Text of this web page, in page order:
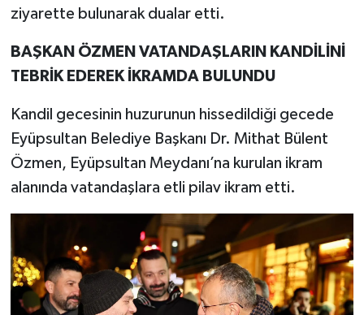
ziyarette bulunarak dualar etti.
BAŞKAN ÖZMEN VATANDAŞLARIN KANDİLİNİ
TEBRİK EDEREK İKRAMDA BULUNDU
Kandil gecesinin huzurunun hissedildiği gecede
Eyüpsultan Belediye Başkanı Dr. Mithat Bülent
Özmen, Eyüpsultan Meydanı’na kurulan ikram
alanında vatandaşlara etli pilav ikram etti.